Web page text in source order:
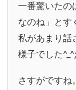
一番驚いたの
なのね」とす
私があまり話
様子でした^_^;
さすがですね